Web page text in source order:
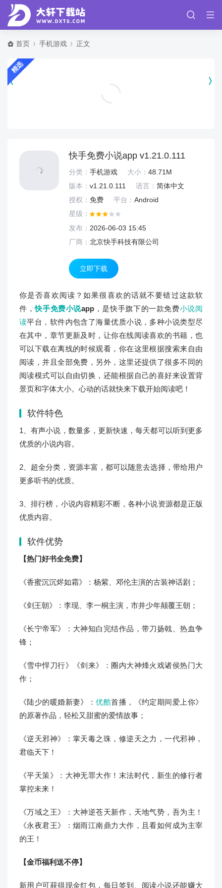
首页 手机游戏 正文
精选
快手免费小说app v1.21.0.111
分类： 手机游戏 大小： 48.71M
版本： v1.21.0.111 语言： 简体中文
授权： 免费 平台： Android
星级：
发布： 2026-06-03 15:45
厂商： 北京快手科技有限公司
立即下载
你是否喜欢阅读？如果很喜欢的话就不要错过这款软
件，快手免费小说app ，是快手旗下的一款免费小说阅
读平台，软件内包含了海量优质小说，多种小说类型尽
在其中，章节更新及时，让你在线阅读喜欢的书籍，也
可以下载在离线的时候观看，你在这里根据搜索来自由
阅读，并且全部免费，另外，这里还提供了很多不同的
阅读模式可以自由切换，还能根据自己的喜好来设置背
景页和字体大小。心动的话就快来下载开始阅读吧！
软件特色
1、有声小说，数量多，更新快速，每天都可以听到更多
优质的小说内容。
2、超全分类，资源丰富，都可以随意去选择，带给用户
更多听书的优质。
3、排行榜，小说内容精彩不断，各种小说资源都是正版
优质内容。
软件优势
【热门好书全免费】
《香蜜沉沉烬如霜》：杨紫、邓伦主演的古装神话剧；
《剑王朝》：李现、李一桐主演，市井少年颠覆王朝；
《长宁帝军》：大神知白完结作品，带刀扬戟、热血争
锋；
《雪中悍刀行》《剑来》：圈内大神烽火戏诸侯热门大
作；
《陆少的暖婚新妻》：优酷首播，《约定期间爱上你》
的原著作品，轻松又甜蜜的爱情故事；
《逆天邪神》：掌天毒之珠，修逆天之力，一代邪神，
君临天下！
《平天策》：大神无罪大作！末法时代，新生的修行者
掌控未来！
《万域之王》：大神逆苍天新作，天地气势，吾为主！
《永夜君王》：烟雨江南鼎力大作，且看如何成为主宰
的王！
【金币福利送不停】
新用户可获得现金红包，每日签到、阅读小说还能赚大